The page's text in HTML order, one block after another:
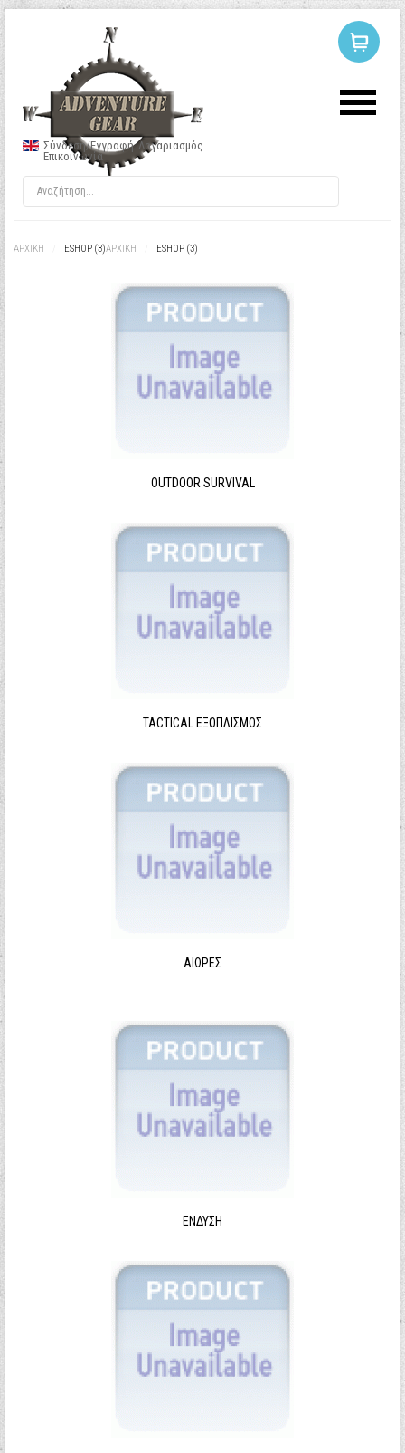
Σύνδεση/Εγγραφή Λογαριασμός
Επικοινωνία
ΑΡΧΙΚΉ ESHOP (3)ΑΡΧΙΚΉ ESHOP (3)
OUTDOOR SURVIVAL
TACTICAL ΕΞΟΠΛΙΣΜΌΣ
ΑΙΩΡΕΣ
ΈΝΔΥΣΗ
ΣΥΝΔΕΣΗ
Κωδικός
Να με θυμάσαι